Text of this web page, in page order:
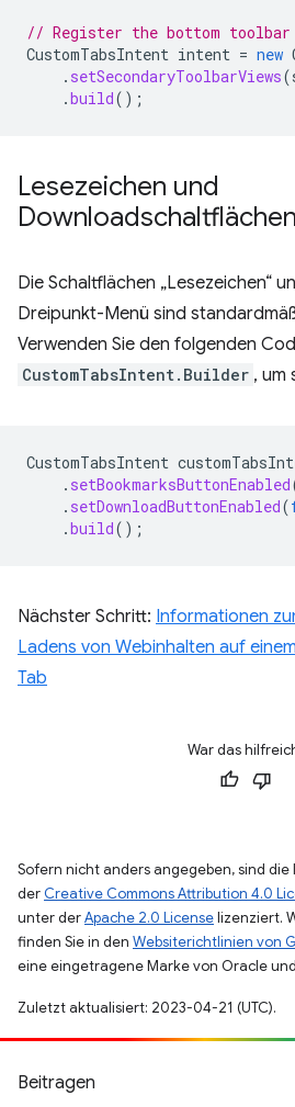
// Register the bottom toolbar
CustomTabsIntent intent = new
. setSecondaryToolbarViews(
.build();
Lesezeichen und
Downloadschaltflächen
Die Schaltflächen „Lesezeichen“
Dreipunkt-Menü sind
Verwenden Sie den folgenden
CustomTabsIntent.Builder , um
CustomTabsIntent
. setBookmarksButtonEnabled
. setDownloadButtonEnabled(
.build();
Nächster Schritt: Informationen
Ladens von Webinhalten auf
Tab
War das
Sofern nicht anders angegeben, sind
der Creative Commons Attribution 4.0
unter derApache 2.0 Licenselizenziert.
finden Sie in den Websiterichtlinien von
eine eingetragene Marke von Oracle
Zuletzt aktualisiert: 2023-04-21 (UTC).
Beitragen